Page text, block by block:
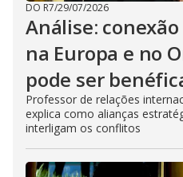
DO R7/29/07/2026
Análise:
na Europa e no
pode ser
Professor de relações
explica como alianças
interligam os conflitos